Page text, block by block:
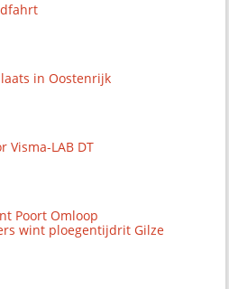
in Oostenrijk
Visma-LAB DT
Poort Omloop
wint ploegentijdrit Gilze